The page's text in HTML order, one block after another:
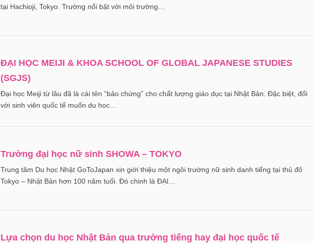
tại Hachioji, Tokyo. Trường nổi bật với môi trường…
ĐẠI HỌC MEIJI & KHOA SCHOOL OF GLOBAL JAPANESE STUDIES
(SGJS)
Đại học Meiji từ lâu đã là cái tên “bảo chứng” cho chất lượng giáo dục tại Nhật Bản. Đặc biệt, đối
với sinh viên quốc tế muốn du học…
Trường đại học nữ sinh SHOWA – TOKYO
Trung tâm Du học Nhật GoToJapan xin giới thiệu một ngôi trường nữ sinh danh tiếng tại thủ đô
Tokyo – Nhật Bản hơn 100 năm tuổi. Đó chinh là ĐẠI…
Lựa chọn du học Nhật Bản qua trường tiếng hay đại học quốc tế